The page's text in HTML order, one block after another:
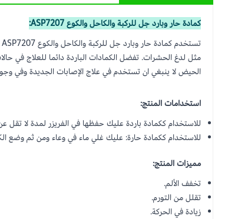
كمادة حار وبارد جل للركبة والكاحل والكوع ASP7207:
مثل لدغ الحشرات. تفضل الكمادات الباردة دائما للعلاج في
الحيض لا ينبغي ان تستخدم في علاج الإصابات الجديدة وفي
استخدامات المنتج:
للاستخدام ككمادة باردة عليك حفظها في الفريزر لمدة لا
للاستخدام ككمادة حارة: عليك غلي ماء في وعاء ومن ثم وضع الكمادة في الوعاء بعد إبعاده عن النار
مميزات المنتج:
تخفف الألم.
تقلل من التورم.
زيادة في الحركة.